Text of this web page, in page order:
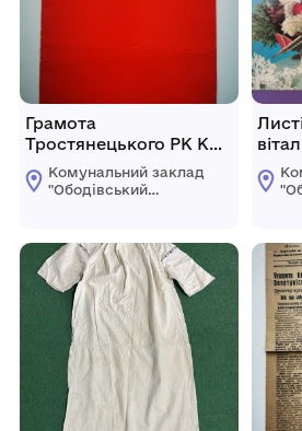
Грамота
Тростянецького РК КП
України Бабенку В.Х. -
громадському
Комунальний заклад
"Ободівський
сільської ради
МПФ